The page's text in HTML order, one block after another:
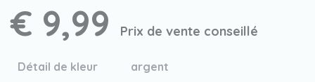
€ 9,99 Prix de vente conseillé
Détail de kleur
argent